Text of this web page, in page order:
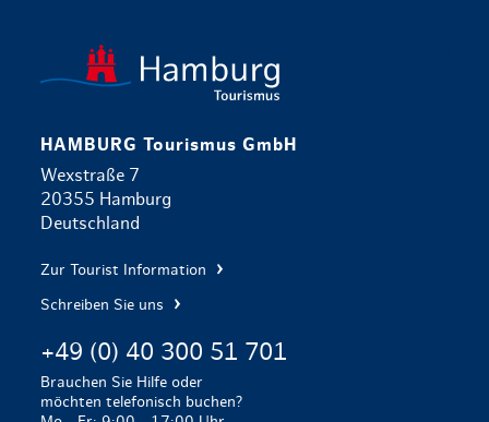
HAMBURG Tourismus GmbH
Wexstraße 7
20355 Hamburg
Deutschland
Zur Tourist Information
Schreiben Sie uns
+49 (0) 40 300 51 701
Brauchen Sie Hilfe oder
möchten telefonisch buchen?